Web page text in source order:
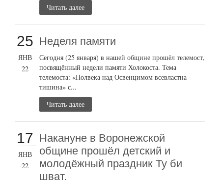
Читать далее
25
ЯНВ
22
Неделя памяти
Сегодня (25 января) в нашей общине прошёл телемост,
посвящённый недели памяти Холокоста. Тема
телемоста: «Полвека над Освенцимом всевластна
тишина» с...
Читать далее
17
ЯНВ
22
Накануне в Воронежской
общине прошёл детский и
молодёжный праздник Ту би
шват.